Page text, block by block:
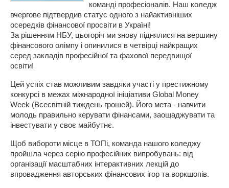
команді професіоналів. Наш коледж
вчергове підтвердив статус одного з найактивніших
осередків фінансової просвіти в Україні!
За рішенням НБУ, цьогоріч ми знову піднялися на вершину
фінансового олімпу і опинилися в четвірці найкращих
серед закладів професійної та фахової передвищої
освіти!
Цей успіх став можливим завдяки участі у престижному
конкурсі в межах міжнародної ініціативи Global Money
Week (Всесвітній тиждень грошей). Його мета - навчити
молодь правильно керувати фінансами, заощаджувати та
інвестувати у своє майбутнє.
Щоб вибороти місце в ТОПі, команда нашого коледжу
пройшла через серію професійних випробувань: від
організації масштабних інтерактивних лекцій до
впровадження авторських фінансових ігор та воркшопів.